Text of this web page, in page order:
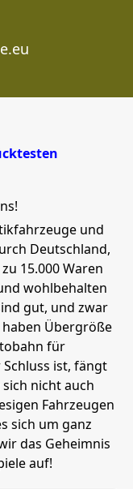
und
Deutschland,
15.000 Waren
wohlbehalten
gut, und zwar
Übergröße
für
ist, fängt
nicht auch
Fahrzeugen
sich um ganz
das Geheimnis
auf!